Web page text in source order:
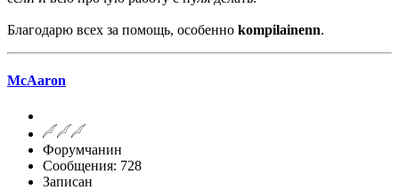
Благодарю всех за помощь, особенно kompilainenn.
McAaron
Форумчанин
Сообщения: 728
Записан